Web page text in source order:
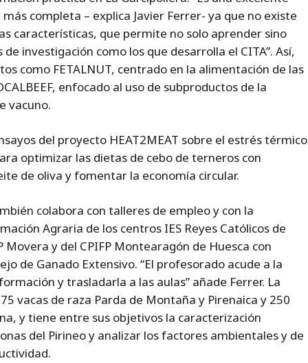
completa – explica Javier Ferrer- ya que no existe
características, que permite no solo aprender sino
investigación como los que desarrolla el CITA”. Así,
como FETALNUT, centrado en la alimentación de las
enfocado al uso de subproductos de la
vacuno.
del proyecto HEAT2MEAT sobre el estrés térmico
optimizar las dietas de cebo de terneros con
de oliva y fomentar la economía circular.
colabora con talleres de empleo y con la
Agraria de los centros IES Reyes Católicos de
Movera y del CPIFP Montearagón de Huesca con
de Ganado Extensivo. “El profesorado acude a la
y trasladarla a las aulas” añade Ferrer. La
vacas de raza Parda de Montaña y Pirenaica y 250
y tiene entre sus objetivos la caracterización
del Pirineo y analizar los factores ambientales y de